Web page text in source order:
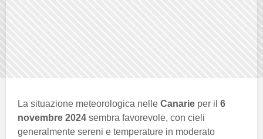
La situazione meteorologica nelle Canarie per il 6
novembre 2024 sembra favorevole, con cieli
generalmente sereni e temperature in moderato